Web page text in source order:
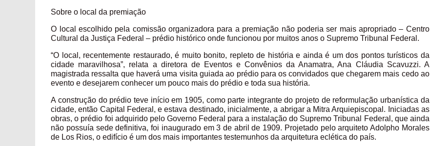
Sobre o local da premiação
O local escolhido pela comissão organizadora para a premiação não poderia ser mais apropriado – Centro
Cultural da Justiça Federal – prédio histórico onde funcionou por muitos anos o Supremo Tribunal Federal.
“O local, recentemente restaurado, é muito bonito, repleto de história e ainda é um dos pontos turísticos da
cidade maravilhosa”, relata a diretora de Eventos e Convênios da Anamatra, Ana Cláudia Scavuzzi. A
magistrada ressalta que haverá uma visita guiada ao prédio para os convidados que chegarem mais cedo ao
evento e desejarem conhecer um pouco mais do prédio e toda sua história.
A construção do prédio teve início em 1905, como parte integrante do projeto de reformulação urbanística da
cidade, então Capital Federal, e estava destinado, inicialmente, a abrigar a Mitra Arquiepiscopal. Iniciadas as
obras, o prédio foi adquirido pelo Governo Federal para a instalação do Supremo Tribunal Federal, que ainda
não possuía sede definitiva, foi inaugurado em 3 de abril de 1909. Projetado pelo arquiteto Adolpho Morales
de Los Rios, o edifício é um dos mais importantes testemunhos da arquitetura eclética do país.